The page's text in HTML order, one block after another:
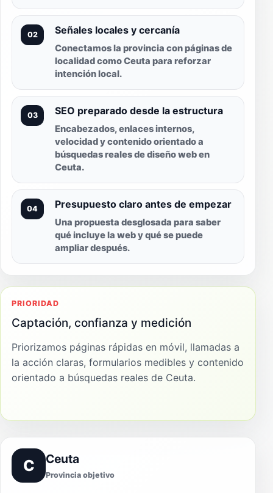
02 Señales locales y cercanía
Conectamos la provincia con páginas de
localidad como Ceuta para reforzar
intención local.
03 SEO preparado desde la estructura
Encabezados, enlaces internos,
velocidad y contenido orientado a
búsquedas reales de diseño web en
Ceuta.
04 Presupuesto claro antes de empezar
Una propuesta desglosada para saber
qué incluye la web y qué se puede
ampliar después.
PRIORIDAD
Captación, confianza y medición
Priorizamos páginas rápidas en móvil, llamadas a
la acción claras, formularios medibles y contenido
orientado a búsquedas reales de Ceuta.
C Ceuta
Provincia objetivo